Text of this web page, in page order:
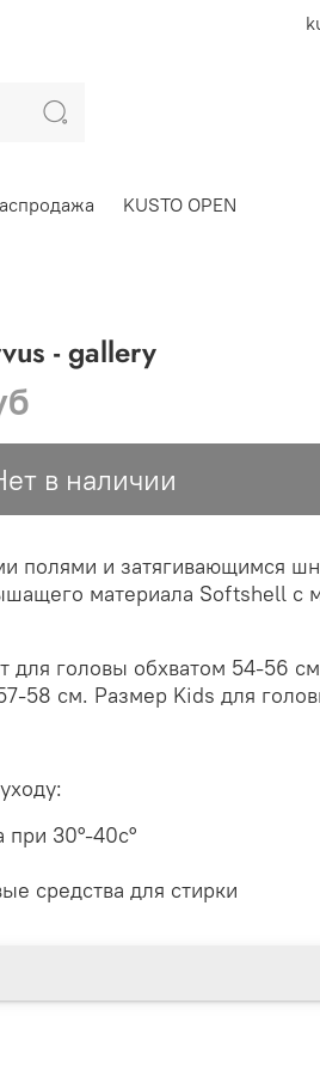
KUSTO OPEN
- gallery
в наличии
полями и затягивающимся
материала Softshell
для головы обхватом 54-56
58 см. Размер Kids для
при 30°-40с°
средства для стирки